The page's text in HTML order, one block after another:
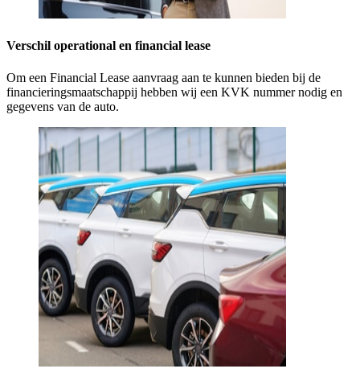
Verschil operational en financial lease
Om een Financial Lease aanvraag aan te kunnen bieden bij de
financieringsmaatschappij hebben wij een KVK nummer nodig en
gegevens van de auto.